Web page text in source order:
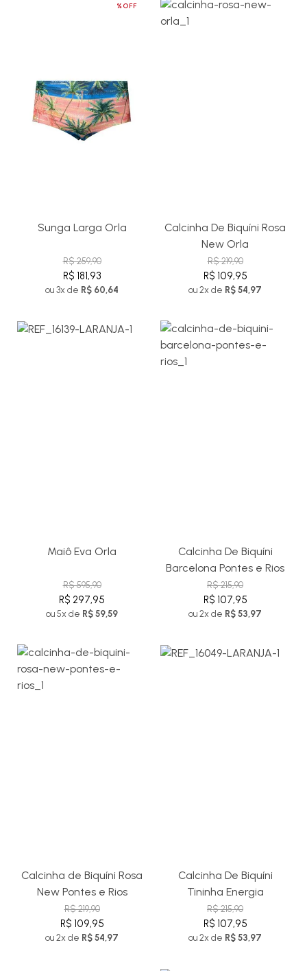
%OFF
Sunga Larga Orla
R$ 259,90
R$ 181,93
ou 3x de R$ 60,64
Calcinha De Biquíni Rosa
New Orla
R$ 219,90
R$ 109,95
ou 2x de R$ 54,97
Maiô Eva Orla
R$ 595,90
R$ 297,95
ou 5x de R$ 59,59
Calcinha De Biquíni
Barcelona Pontes e Rios
R$ 215,90
R$ 107,95
ou 2x de R$ 53,97
Calcinha de Biquíni Rosa
New Pontes e Rios
R$ 219,90
R$ 109,95
ou 2x de R$ 54,97
Calcinha De Biquíni
Tininha Energia
R$ 215,90
R$ 107,95
ou 2x de R$ 53,97